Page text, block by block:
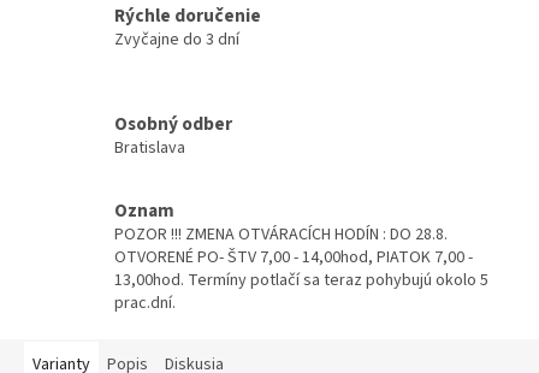
Rýchle doručenie
Zvyčajne do 3 dní
Osobný odber
Bratislava
Oznam
POZOR !!! ZMENA OTVÁRACÍCH HODÍN : DO 28.8.
OTVORENÉ PO- ŠTV 7,00 - 14,00hod, PIATOK 7,00 -
13,00hod. Termíny potlačí sa teraz pohybujú okolo 5
prac.dní.
Varianty Popis Diskusia